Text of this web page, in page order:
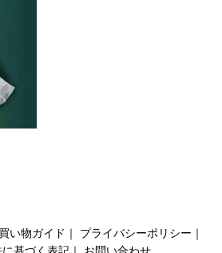
い物ガイド｜
プライバシーポリシー｜